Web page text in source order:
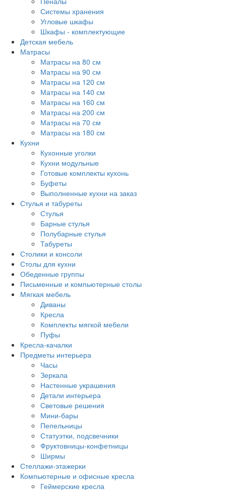
Системы хранения
Угловые шкафы
Шкафы - комплектующие
Детская мебель
Матрасы
Матрасы на 80 см
Матрасы на 90 см
Матрасы на 120 см
Матрасы на 140 см
Матрасы на 160 см
Матрасы на 200 см
Матрасы на 70 см
Матрасы на 180 см
Кухни
Кухонные уголки
Кухни модульные
Готовые комплекты кухонь
Буфеты
Выполненные кухни на заказ
Стулья и табуреты
Стулья
Барные стулья
Полубарные стулья
Табуреты
Столики и консоли
Столы для кухни
Обеденные группы
Письменные и компьютерные столы
Мягкая мебель
Диваны
Кресла
Комплекты мягкой мебели
Пуфы
Кресла-качалки
Предметы интерьера
Часы
Зеркала
Настенные украшения
Детали интерьера
Световые решения
Мини-бары
Пепельницы
Статуэтки, подсвечники
Фруктовницы-конфетницы
Ширмы
Стеллажи-этажерки
Компьютерные и офисные кресла
Геймерские кресла